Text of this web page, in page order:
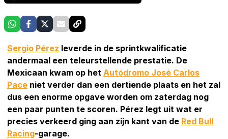
Sergio Pérez leverde in de sprintkwalificatie
andermaal een teleurstellende prestatie. De
Mexicaan kwam op het Autódromo José Carlos
Pace niet verder dan een dertiende plaats en het zal
dus een enorme opgave worden om zaterdag nog
een paar punten te scoren. Pérez legt uit wat er
precies verkeerd ging aan zijn kant van de Red Bull
Racing-garage.